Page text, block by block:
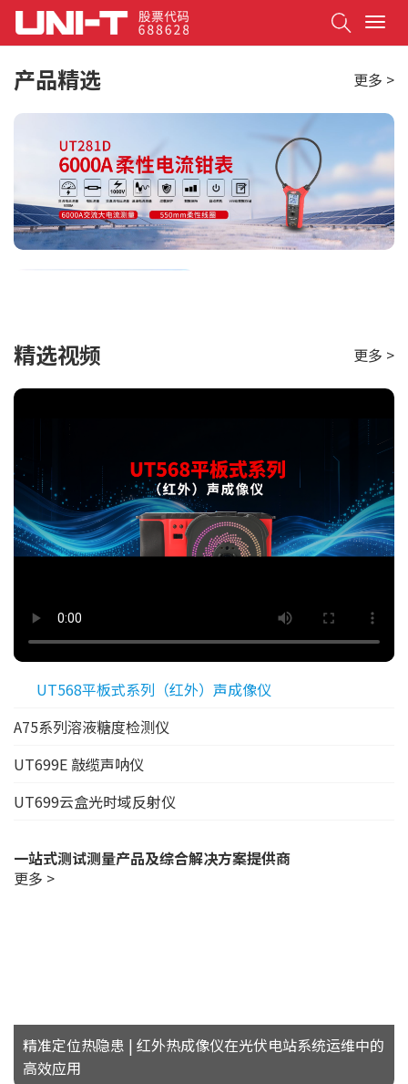
T
o
g
e
a
v
i
g
a
t
产品精选 更多 >
精选视频 更多 >
UT568平板式系列（红外）声成像仪
A75系列溶液糖度检测仪
UT699E 敲缆声呐仪
UT699云盒光时域反射仪
一站式测试测量产品及综合解决方案提供商
更多 >
精准定位热隐患 | 红外热成像仪在光伏电站系统运维中的
高效应用